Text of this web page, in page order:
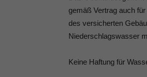
gemäß Vertrag auch
des versicherten
Niederschlagswasser
Keine Haftung für